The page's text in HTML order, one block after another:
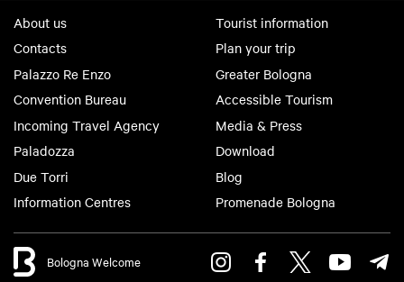
About us
Contacts
Palazzo Re Enzo
Convention Bureau
Incoming Travel Agency
Paladozza
Due Torri
Information Centres
Tourist information
Plan your trip
Greater Bologna
Accessible Tourism
Media & Press
Download
Blog
Promenade Bologna
Bologna Welcome